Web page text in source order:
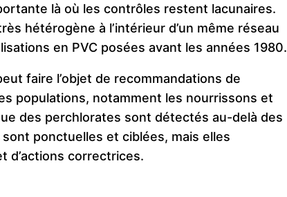
là où les contrôles restent lacunaires.
hétérogène à l’intérieur d’un même réseau
en PVC posées avant les années 1980.
faire l’objet de recommandations de
populations, notamment les nourrissons et
des perchlorates sont détectés au-delà des
ponctuelles et ciblées, mais elles
d’actions correctrices.